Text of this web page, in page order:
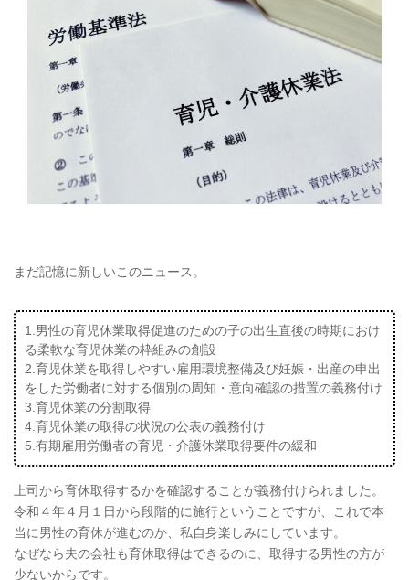
まだ記憶に新しいこのニュース。
1.男性の育児休業取得促進のための子の出生直後の時期におけ
る柔軟な育児休業の枠組みの創設
2.育児休業を取得しやすい雇用環境整備及び妊娠・出産の申出
をした労働者に対する個別の周知・意向確認の措置の義務付け
3.育児休業の分割取得
4.育児休業の取得の状況の公表の義務付け
5.有期雇用労働者の育児・介護休業取得要件の緩和
上司から育休取得するかを確認することが義務付けられました。
令和４年４月１日から段階的に施行ということですが、これで本
当に男性の育休が進むのか、私自身楽しみにしています。
なぜなら夫の会社も育休取得はできるのに、取得する男性の方が
少ないからです。